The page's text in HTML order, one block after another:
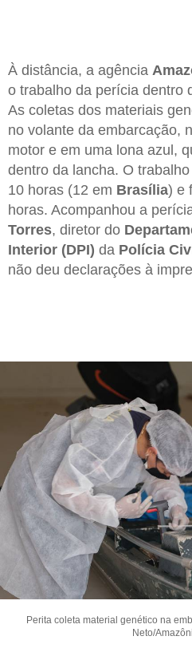
À distância, a agência
o trabalho da perícia dentro
As coletas dos materiais
no volante da embarcação,
motor e em uma lona azul,
dentro da lancha. O
10 horas (12 em Brasília) e
horas. Acompanhou a
Torres, diretor do
Interior (DPI) da Polícia
não deu declarações à
Perita coleta material genético na
Neto/